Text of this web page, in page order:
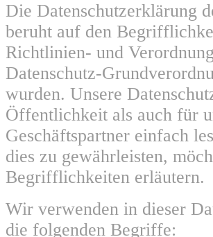
Die Datenschutzerklärung
beruht auf den
Richtlinien- und
Datenschutz-
wurden. Unsere
Öffentlichkeit als auch für
Geschäftspartner einfach
dies zu gewährleisten,
Begrifflichkeiten erläutern.
Wir verwenden in dieser
die folgenden Begriffe: